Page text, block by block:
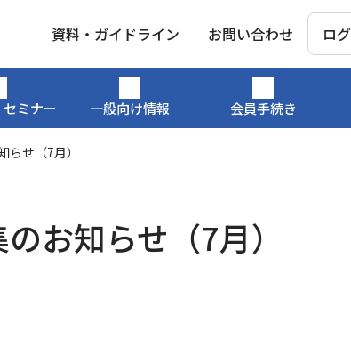
⁨資料・ガイドライン お問い合わせ ロ
ミナー 一般向け情報 会員手続き
せ（7月）
お知らせ（7月）